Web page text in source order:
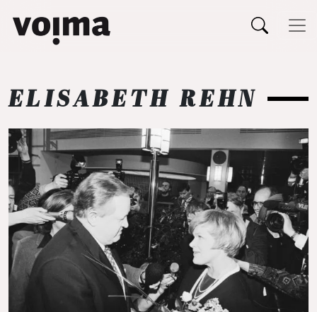
Päävalikko
ELISABETH REHN